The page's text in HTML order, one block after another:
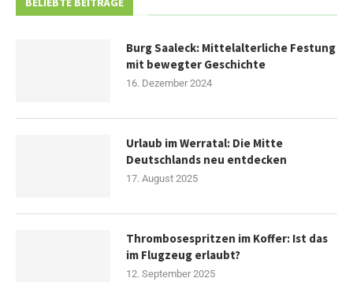
Burg Saaleck: Mittelalterliche Festung
mit bewegter Geschichte
16. Dezember 2024
Urlaub im Werratal: Die Mitte
Deutschlands neu entdecken
17. August 2025
Thrombosespritzen im Koffer: Ist das
im Flugzeug erlaubt?
12. September 2025